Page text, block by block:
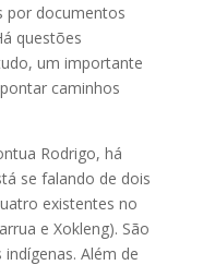
por documentos
questões
um importante
caminhos
Rodrigo, há
se falando de dois
existentes no
e Xokleng). São
Além de